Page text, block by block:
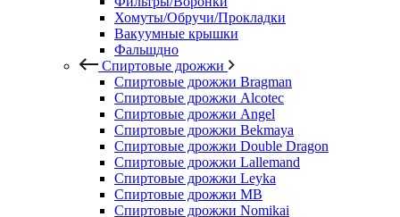
Хомуты/Обручи/Прокладки
Вакуумные крышки
Фальшдно
Спиртовые дрожжи
Спиртовые дрожжи Bragman
Спиртовые дрожжи Alcotec
Спиртовые дрожжи Angel
Спиртовые дрожжи Bekmaya
Спиртовые дрожжи Double Dragon
Спиртовые дрожжи Lallemand
Спиртовые дрожжи Leyka
Спиртовые дрожжи MB
Спиртовые дрожжи Nomikai